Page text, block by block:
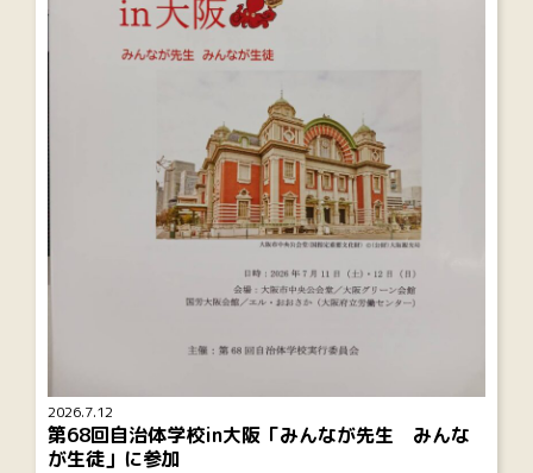
2026.7.12
第68回自治体学校in大阪「みんなが先生 みんな
が生徒」に参加